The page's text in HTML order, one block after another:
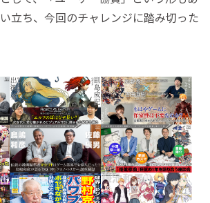
立ち、今回のチャレンジに踏み切った